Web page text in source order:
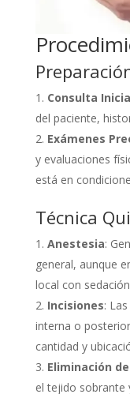
Consulta
del paciente,
Exámenes
y evaluaciones
está en
Técnica
Anestesia:
general, aunque
local con
Incisiones:
interna o
cantidad y
Eliminación
el tejido sobrante